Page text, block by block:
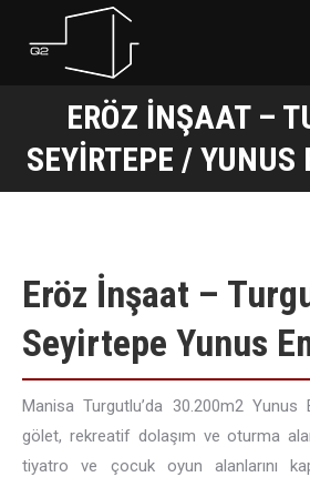
ERÖZ İNŞAAT –
SEYIRTEPE / YUNUS
Eröz İnşaat –
Seyirtepe Yunus
Manisa Turgutlu’da 30.200m2 Yunus
gölet, rekreatif dolaşım ve oturma
tiyatro ve çocuk oyun alanlarını